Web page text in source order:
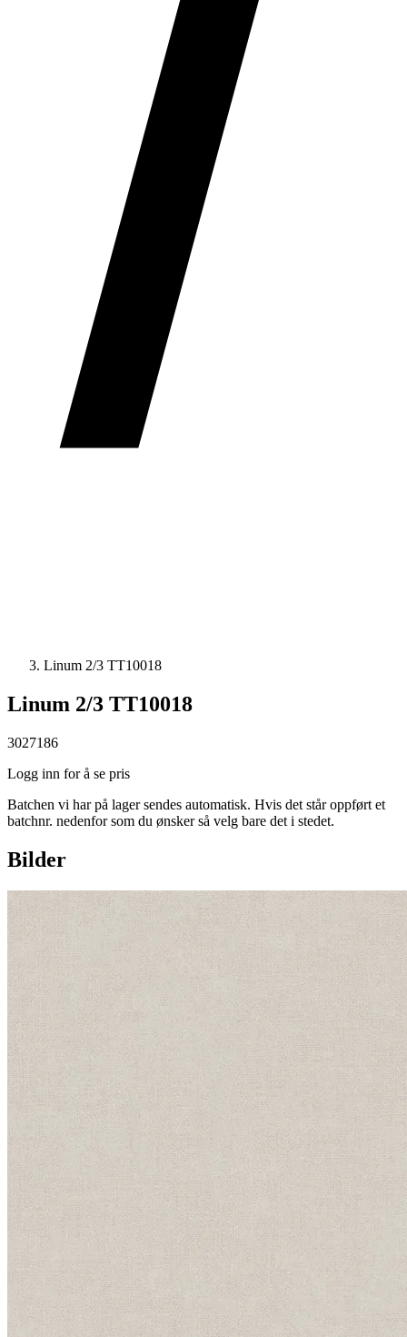
Linum 2/3 TT10018
Linum 2/3 TT10018
3027186
Logg inn for å se pris
Batchen vi har på lager sendes automatisk. Hvis det står oppført et
batchnr. nedenfor som du ønsker så velg bare det i stedet.
Bilder